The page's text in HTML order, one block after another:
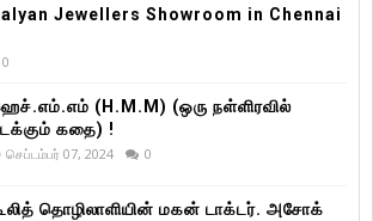
Jewellers Showroom in Chennai
0
(H.M.M) (ஒரு நள்ளிரவில்
கதை) !
செப்டம்பர் 07, 2024 0
தொழிலாளியின் மகன் டாக்டர். அசோக்